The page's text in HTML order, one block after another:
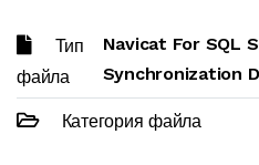
Тип
файла
Navicat For SQL
Synchronization
Категория файла